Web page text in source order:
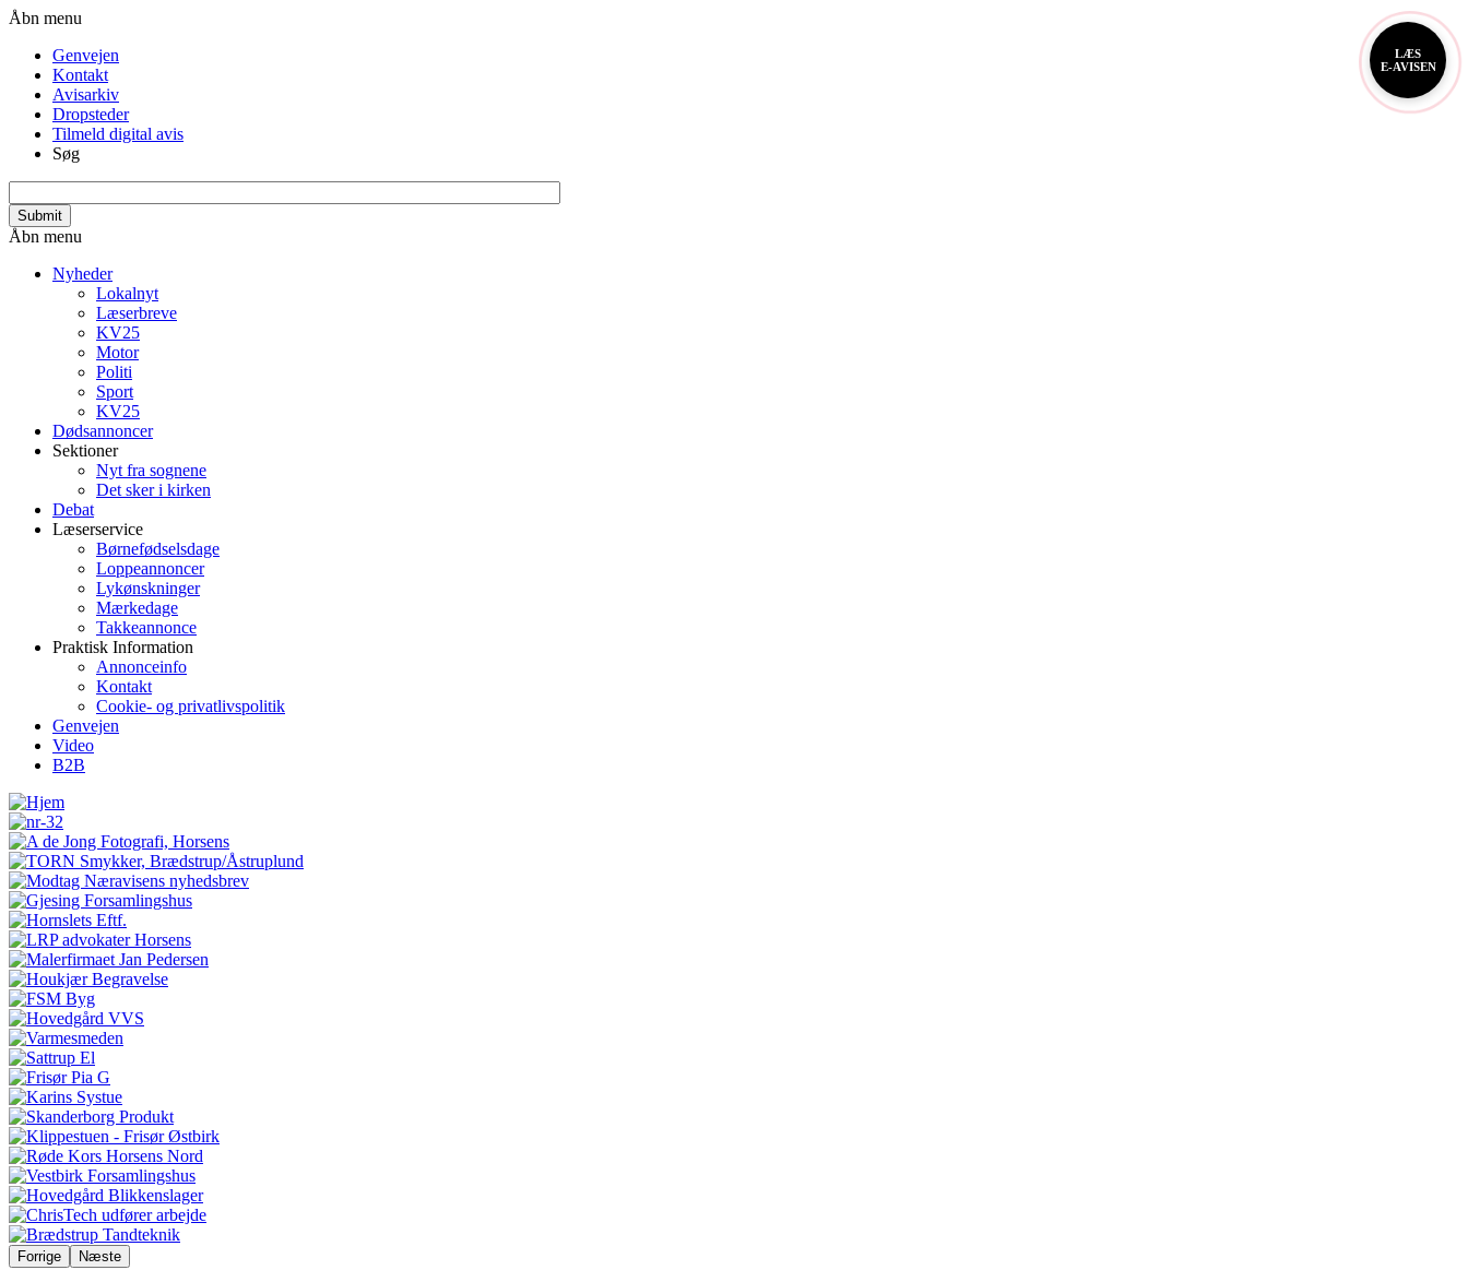
Welcome
One
Accessibility
screen
reader.
the
All
One
Accessibility
This
shortcut
screen
reader
interact
Gå
hovedindhold
Header
Åbn menu
Genvejen
Kontakt
Avisarkiv
Dropsteder
Tilmeld digital avis
Søg
Primær
Åbn menu
Nyheder
Lokalnyt
Læserbreve
KV25
Motor
Politi
Sport
KV25
Dødsannoncer
Sektioner
Nyt fra sognene
Det sker i kirken
Debat
Læserservice
Børnefødselsdage
Loppeannoncer
Lykønskninger
Mærkedage
Takkeannonce
Praktisk Information
Annonceinfo
Kontakt
Cookie- og privatlivspolitik
Genvejen
Video
B2B
LÆS
E-AVISEN
Forrige Næste